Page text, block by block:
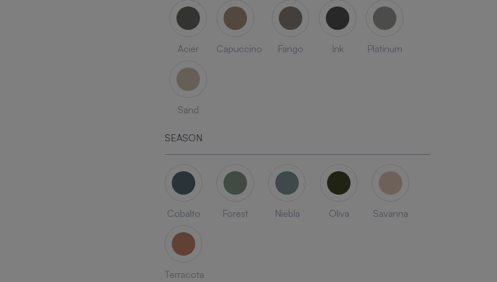
Acier Capuccino Fango Ink Platinum
Sand
SEASON
Cobalto Forest Niebla Oliva Savanna
Terracota